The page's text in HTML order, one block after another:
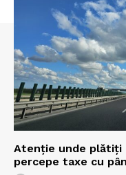
Atenție unde plătiți
percepe taxe cu